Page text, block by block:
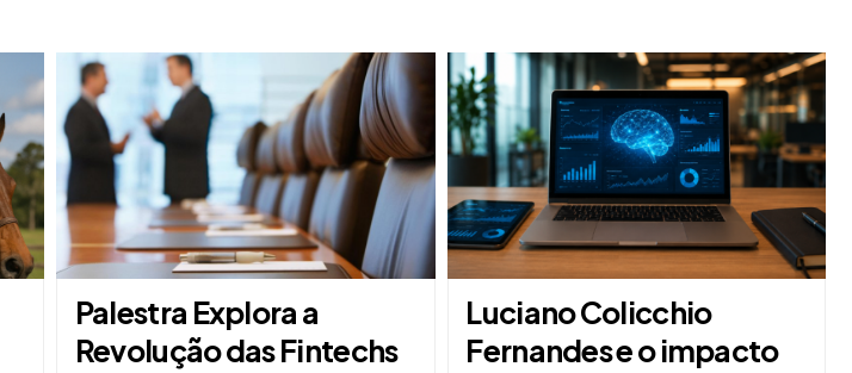
Palestra Explora a
Revolução das Fintechs
Luciano Colicchio
Fernandes e o impacto